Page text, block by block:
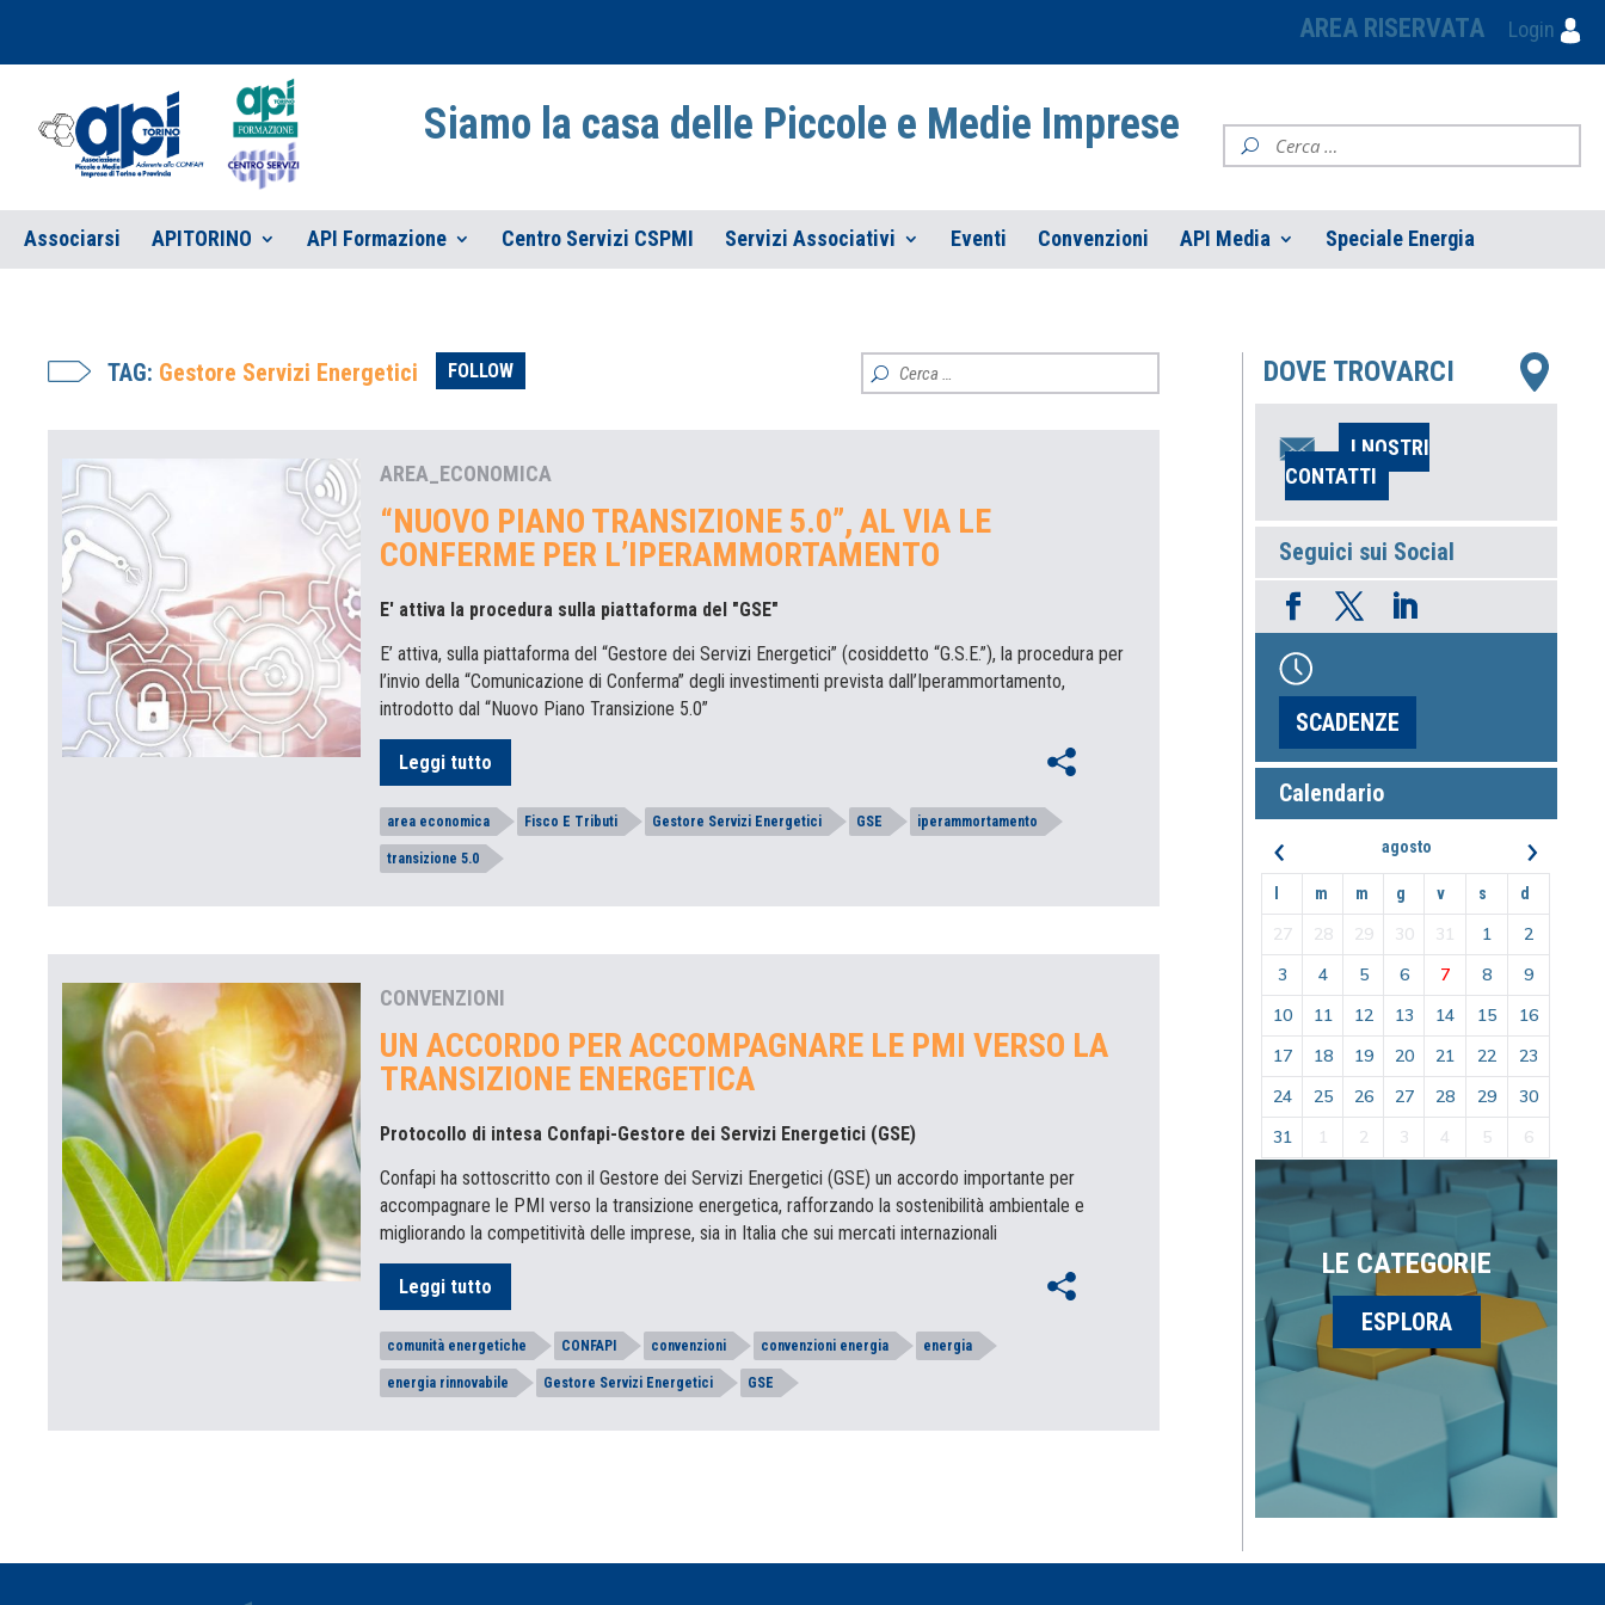
AREA RISERVATA Login
Siamo la casa delle Piccole e Medie Imprese
Associarsi APITORINO API Formazione Centro Servizi CSPMI Servizi Associativi Eventi Convenzioni API Media Speciale Energia
TAG: Gestore Servizi Energetici FOLLOW
AREA_ECONOMICA
“NUOVO PIANO TRANSIZIONE 5.0”, AL VIA LE
CONFERME PER L’IPERAMMORTAMENTO
E' attiva la procedura sulla piattaforma del "GSE"
E’ attiva, sulla piattaforma del “Gestore dei Servizi Energetici” (cosiddetto “G.S.E.”), la procedura per
l’invio della “Comunicazione di Conferma” degli investimenti prevista dall’Iperammortamento,
introdotto dal “Nuovo Piano Transizione 5.0”
Leggi tutto
area economica Fisco E Tributi Gestore Servizi Energetici GSE iperammortamento
transizione 5.0
CONVENZIONI
UN ACCORDO PER ACCOMPAGNARE LE PMI VERSO LA
TRANSIZIONE ENERGETICA
Protocollo di intesa Confapi-Gestore dei Servizi Energetici (GSE)
Confapi ha sottoscritto con il Gestore dei Servizi Energetici (GSE) un accordo importante per
accompagnare le PMI verso la transizione energetica, rafforzando la sostenibilità ambientale e
migliorando la competitività delle imprese, sia in Italia che sui mercati internazionali
Leggi tutto
comunità energetiche CONFAPI convenzioni convenzioni energia energia
energia rinnovabile Gestore Servizi Energetici GSE
DOVE TROVARCI
I NOSTRI
CONTATTI
Seguici sui Social
SCADENZE
Calendario
‹ agosto ›
m m g v s d
27 28 29 30 31 1
2
3
4 5 6 7 8
9
10
11 12 13 14 15
16
17
18 19 20 21 22
23
24
25 26 27 28 29
30
31
1 2 3 4 5 6
LE CATEGORIE
ESPLORA